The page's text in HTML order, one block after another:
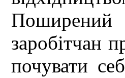
Поширений
заробітчан
почувати